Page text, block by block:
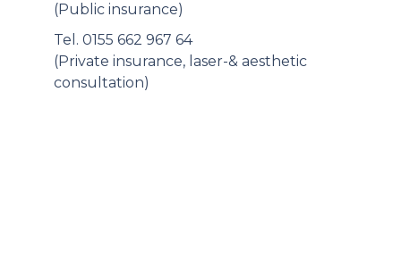
(Public insurance)
Tel. 0155 662 967 64
(Private insurance, laser-& aesthetic
consultation)